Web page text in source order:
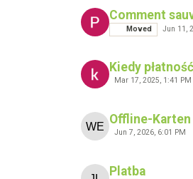
Comment
Moved Jun 11,
Kiedy
Mar 17, 2025, 1:41 PM
Offline-
Jun 7, 2026, 6:01 PM
Platba